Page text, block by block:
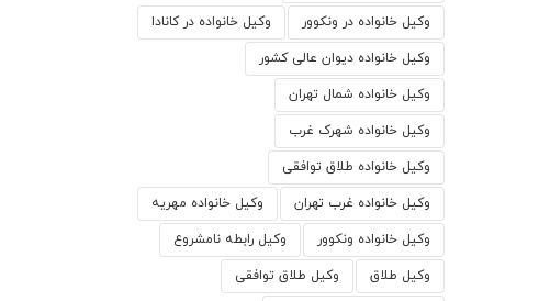
وکیل خانواده در ونکوور وکیل خانواده در کانادا
وکیل خانواده دیوان عالی کشور
وکیل خانواده شمال تهران
وکیل خانواده شهرک غرب
وکیل خانواده طلاق توافقی
وکیل خانواده غرب تهران وکیل خانواده مهریه
وکیل خانواده ونکوور وکیل رابطه نامشروع
وکیل طلاق وکیل طلاق توافقی